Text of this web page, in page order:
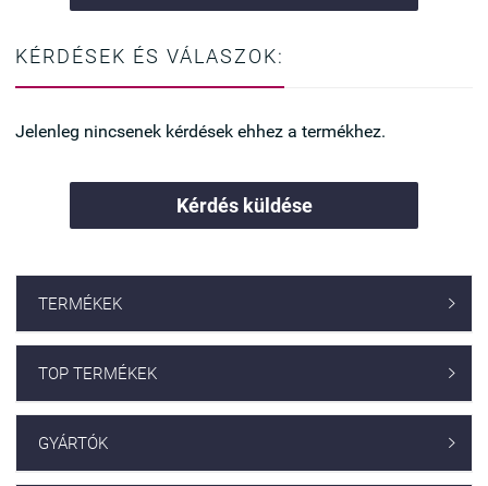
KÉRDÉSEK ÉS VÁLASZOK:
Jelenleg nincsenek kérdések ehhez a termékhez.
Kérdés küldése
TERMÉKEK 
TOP TERMÉKEK 
GYÁRTÓK 